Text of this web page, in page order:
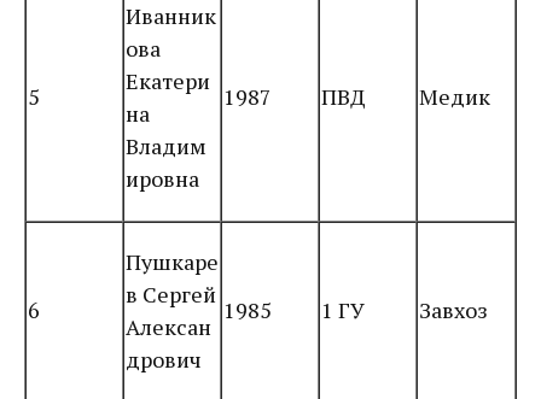
5
Иванник
ова
Екатери
на
Владим
ировна
1987 ПВД Медик
6
Пушкаре
в Сергей
Алексан
дрович
1985 1 ГУ Завхоз